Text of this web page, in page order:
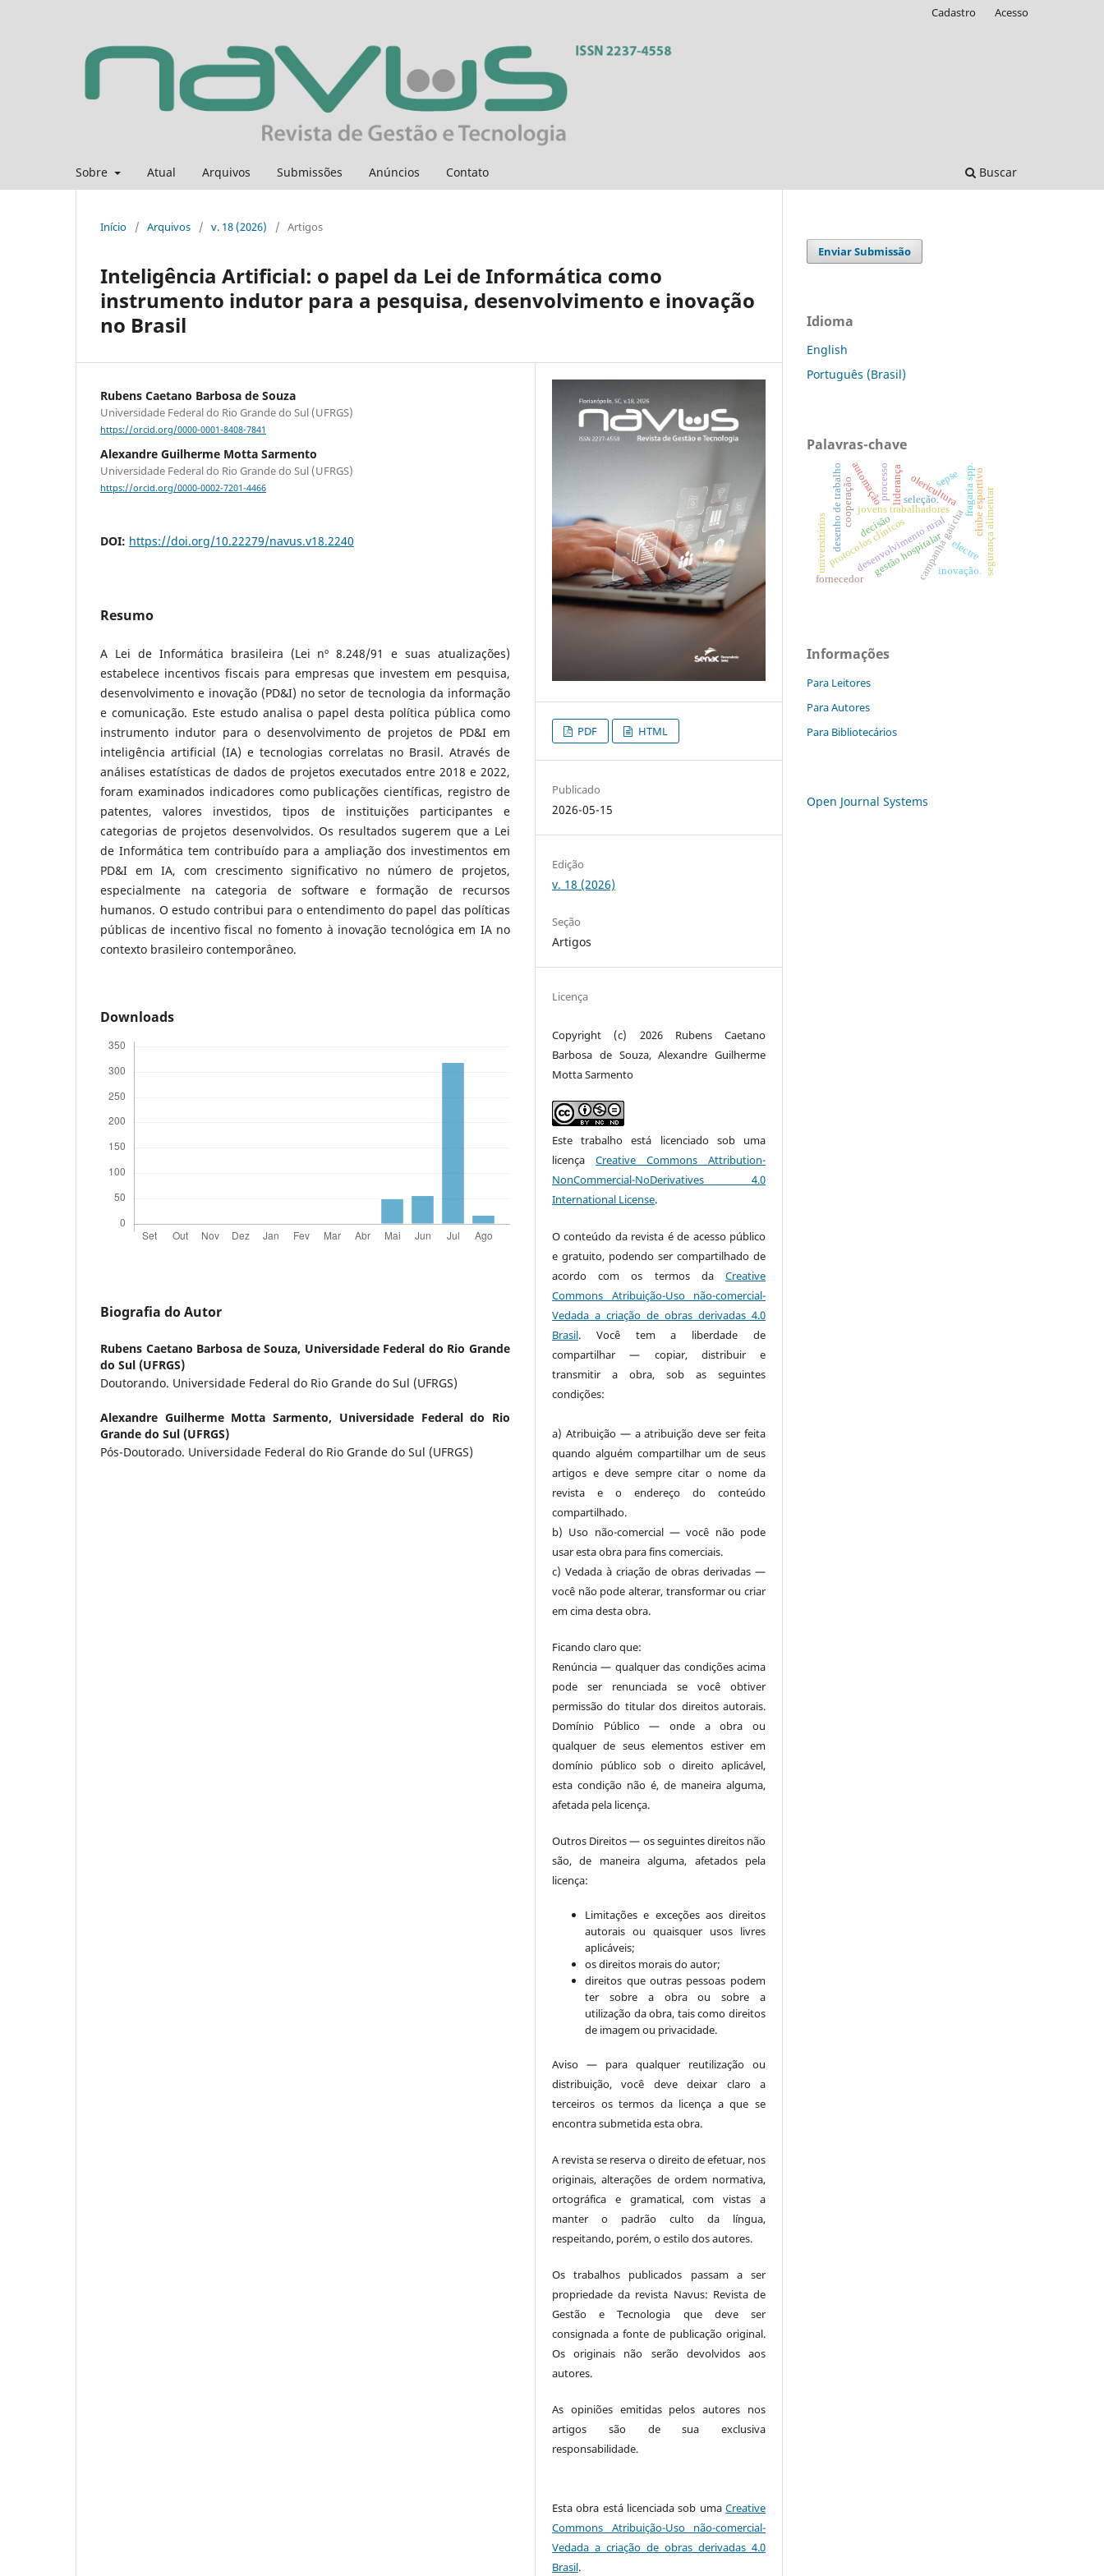
Sobre Atual Arquivos Submissões Anúncios Contato Buscar
Cadastro Acesso
Início / Arquivos / v. 18 (2026) / Artigos
Inteligência Artificial: o papel da Lei de Informática como
instrumento indutor para a pesquisa, desenvolvimento e inovação
no Brasil
Rubens Caetano Barbosa de Souza
Universidade Federal do Rio Grande do Sul (UFRGS)
https://orcid.org/0000-0001-8408-7841
Alexandre Guilherme Motta Sarmento
Universidade Federal do Rio Grande do Sul (UFRGS)
https://orcid.org/0000-0002-7201-4466
DOI: https://doi.org/10.22279/navus.v18.2240
Resumo
A Lei de Informática brasileira (Lei nº 8.248/91 e suas atualizações)
estabelece incentivos fiscais para empresas que investem em pesquisa,
desenvolvimento e inovação (PD&I) no setor de tecnologia da informação
e comunicação. Este estudo analisa o papel desta política pública como
instrumento indutor para o desenvolvimento de projetos de PD&I em
inteligência artificial (IA) e tecnologias correlatas no Brasil. Através de
análises estatísticas de dados de projetos executados entre 2018 e 2022,
foram examinados indicadores como publicações científicas, registro de
patentes, valores investidos, tipos de instituições participantes e
categorias de projetos desenvolvidos. Os resultados sugerem que a Lei
de Informática tem contribuído para a ampliação dos investimentos em
PD&I em IA, com crescimento significativo no número de projetos,
especialmente na categoria de software e formação de recursos
humanos. O estudo contribui para o entendimento do papel das políticas
públicas de incentivo fiscal no fomento à inovação tecnológica em IA no
contexto brasileiro contemporâneo.
Downloads
Biografia do Autor
Rubens Caetano Barbosa de Souza, Universidade Federal do Rio Grande
do Sul (UFRGS)
Doutorando. Universidade Federal do Rio Grande do Sul (UFRGS)
Alexandre Guilherme Motta Sarmento, Universidade Federal do Rio
Grande do Sul (UFRGS)
Pós-Doutorado. Universidade Federal do Rio Grande do Sul (UFRGS)
PDF HTML
Publicado
2026-05-15
Edição
v. 18 (2026)
Seção
Artigos
Licença
Copyright (c) 2026 Rubens Caetano
Barbosa de Souza, Alexandre Guilherme
Motta Sarmento
Este trabalho está licenciado sob uma
licençaCreative Commons Attribution-
NonCommercial-NoDerivatives 4.0
International License.
O conteúdo da revista é de acesso público
e gratuito, podendo ser compartilhado de
acordo com os termos da Creative
Commons Atribuição-Uso não-comercial-
Vedada a criação de obras derivadas 4.0
Brasil. Você tem a liberdade de
compartilhar — copiar, distribuir e
transmitir a obra, sob as seguintes
condições:
a) Atribuição — a atribuição deve ser feita
quando alguém compartilhar um de seus
artigos e deve sempre citar o nome da
revista e o endereço do conteúdo
compartilhado.
b) Uso não-comercial — você não pode
usar esta obra para fins comerciais.
c) Vedada à criação de obras derivadas —
você não pode alterar, transformar ou criar
em cima desta obra.
Ficando claro que:
Renúncia — qualquer das condições acima
pode ser renunciada se você obtiver
permissão do titular dos direitos autorais.
Domínio Público — onde a obra ou
qualquer de seus elementos estiver em
domínio público sob o direito aplicável,
esta condição não é, de maneira alguma,
afetada pela licença.
Outros Direitos — os seguintes direitos não
são, de maneira alguma, afetados pela
licença:
Limitações e exceções aos direitos
autorais ou quaisquer usos livres
aplicáveis;
os direitos morais do autor;
direitos que outras pessoas podem
ter sobre a obra ou sobre a
utilização da obra, tais como direitos
de imagem ou privacidade.
Aviso — para qualquer reutilização ou
distribuição, você deve deixar claro a
terceiros os termos da licença a que se
encontra submetida esta obra.
A revista se reserva o direito de efetuar, nos
originais, alterações de ordem normativa,
ortográfica e gramatical, com vistas a
manter o padrão culto da língua,
respeitando, porém, o estilo dos autores.
Os trabalhos publicados passam a ser
propriedade da revista Navus: Revista de
Gestão e Tecnologia que deve ser
consignada a fonte de publicação original.
Os originais não serão devolvidos aos
autores.
As opiniões emitidas pelos autores nos
artigos são de sua exclusiva
responsabilidade.
Esta obra está licenciada sob uma Creative
Commons Atribuição-Uso não-comercial-
Vedada a criação de obras derivadas 4.0
Brasil.
Enviar Submissão
Idioma
English
Português (Brasil)
Palavras-chave
jovens trabalhadores
cooperação
campanha gaúcha
desenvolvimento rural
fragaria spp.
olericultura
desenho de trabalho liderança sepse
protocolos clínicosgestão hospitalar
automação clube esportivo
universitários decisão
fornecedor
electre
seleção. segurança alimentar
processo
inovação.
Informações
Para Leitores
Para Autores
Para Bibliotecários
Open Journal Systems